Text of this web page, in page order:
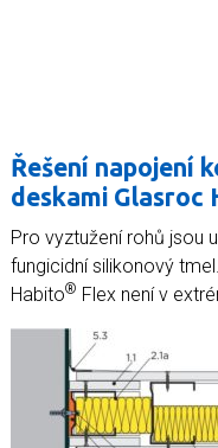
Řešení napojení
deskami Glasroc
Pro vyztužení rohů jsou
fungicidní silikonový
Habito® Flex není v